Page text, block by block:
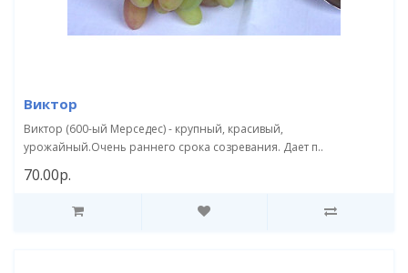
Виктор
Виктор (600-ый Мерседес) - крупный, красивый,
урожайный.Очень раннего срока созревания. Дает п..
70.00р.